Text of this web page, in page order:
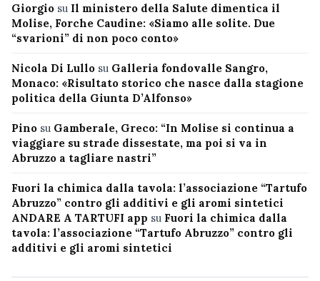
Giorgio su Il ministero della Salute dimentica il
Molise, Forche Caudine: «Siamo alle solite. Due
“svarioni” di non poco conto»
Nicola Di Lullo su Galleria fondovalle Sangro,
Monaco: «Risultato storico che nasce dalla stagione
politica della Giunta D’Alfonso»
Pino su Gamberale, Greco: “In Molise si continua a
viaggiare su strade dissestate, ma poi si va in
Abruzzo a tagliare nastri”
Fuori la chimica dalla tavola: l’associazione “Tartufo
Abruzzo” contro gli additivi e gli aromi sintetici
ANDARE A TARTUFI app su Fuori la chimica dalla
tavola: l’associazione “Tartufo Abruzzo” contro gli
additivi e gli aromi sintetici